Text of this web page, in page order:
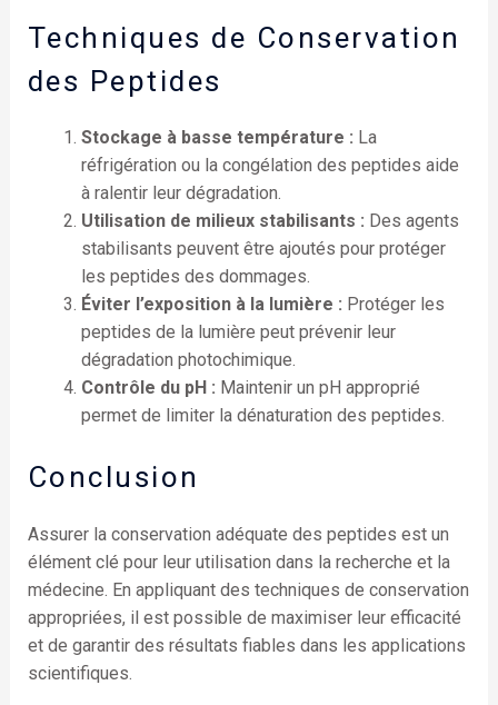
Techniques de Conservation
des Peptides
Stockage à basse température : La
réfrigération ou la congélation des peptides aide
à ralentir leur dégradation.
Utilisation de milieux stabilisants : Des agents
stabilisants peuvent être ajoutés pour protéger
les peptides des dommages.
Éviter l’exposition à la lumière : Protéger les
peptides de la lumière peut prévenir leur
dégradation photochimique.
Contrôle du pH : Maintenir un pH approprié
permet de limiter la dénaturation des peptides.
Conclusion
Assurer la conservation adéquate des peptides est un
élément clé pour leur utilisation dans la recherche et la
médecine. En appliquant des techniques de conservation
appropriées, il est possible de maximiser leur efficacité
et de garantir des résultats fiables dans les applications
scientifiques.